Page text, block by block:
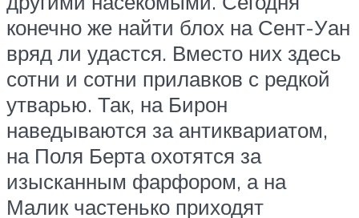
конечно же найти блох на Сент-Уан
вряд ли удастся. Вместо них здесь
сотни и сотни прилавков с редкой
утварью. Так, на Бирон
наведываются за антиквариатом,
на Поля Берта охотятся за
изысканным фарфором, а на
Малик частенько приходят